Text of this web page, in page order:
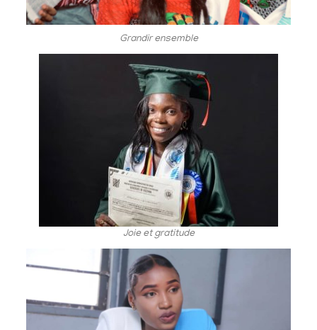
Grandir ensemble
Joie et gratitude